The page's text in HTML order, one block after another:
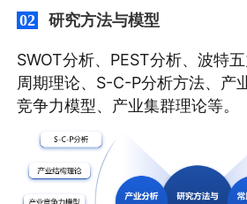
02 研究方法与模型
SWOT分析、PEST分析、波特
周期理论、S-C-P分析方法、产
竞争力模型、产业集群理论等。